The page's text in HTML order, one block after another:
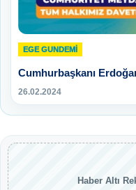
EGE GUNDEMİ
Cumhurbaşkanı
26.02.2024
Haber Altı